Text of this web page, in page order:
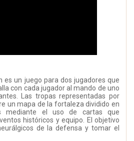
es un juego para dos jugadores que
con cada jugador al mando de uno
Las tropas representadas por
un mapa de la fortaleza dividido en
mediante el uso de cartas que
históricos y equipo. El objetivo
de la defensa y tomar el